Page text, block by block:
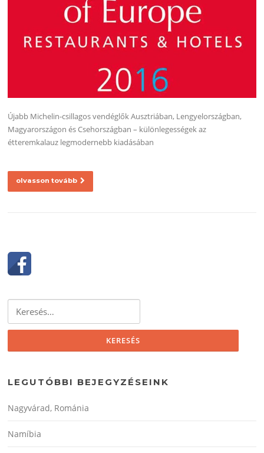
Újabb Michelin-csillagos vendéglők Ausztriában, Lengyelországban,
Magyarországon és Csehországban – különlegességek az
étteremkalauz legmodernebb kiadásában
olvasson tovább
LEGUTÓBBI BEJEGYZÉSEINK
Nagyvárad, Románia
Namíbia